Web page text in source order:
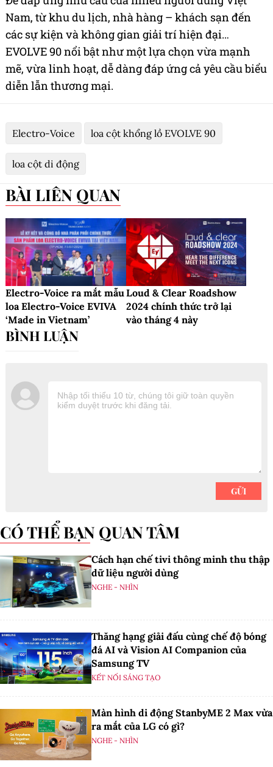
Nam, từ khu du lịch, nhà hàng – khách sạn đến
các sự kiện và không gian giải trí hiện đại…
EVOLVE 90 nổi bật như một lựa chọn vừa mạnh
mẽ, vừa linh hoạt, dễ dàng đáp ứng cả yêu cầu biểu
diễn lẫn thương mại.
Electro-Voice loa cột khổng lồ EVOLVE 90
loa cột di động
BÀI LIÊN QUAN
Electro-Voice ra mắt mẫu
loa Electro-Voice EVIVA
‘Made in Vietnam’
Loud & Clear Roadshow
2024 chính thức trở lại
vào tháng 4 này
CÓ THỂ BẠN QUAN TÂM
Cách hạn chế tivi thông minh thu thập
dữ liệu người dùng
NGHE - NHÌN
Thăng hạng giải đấu cùng chế độ bóng
đá AI và Vision AI Companion của
Samsung TV
KẾT NỐI SÁNG TẠO
Màn hình di động StanbyME 2 Max vừa
ra mắt của LG có gì?
NGHE - NHÌN